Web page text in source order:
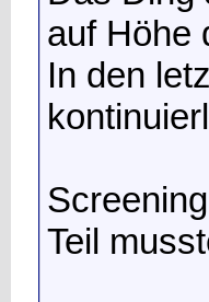
auf Höhe
In den
Teil